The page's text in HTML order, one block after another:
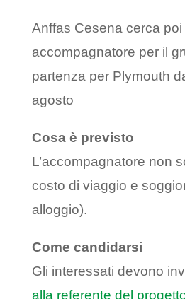
Anffas Cesena cerca poi
accompagnatore per il
partenza per Plymouth
agosto
Cosa è previsto
L’accompagnatore non
costo di viaggio e
alloggio).
Come candidarsi
Gli interessati devono
alla referente del